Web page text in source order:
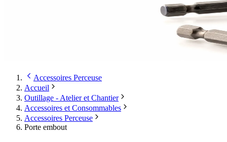
Accessoires Perceuse
Accueil
Outillage - Atelier et Chantier
Accessoires et Consommables
Accessoires Perceuse
Porte embout